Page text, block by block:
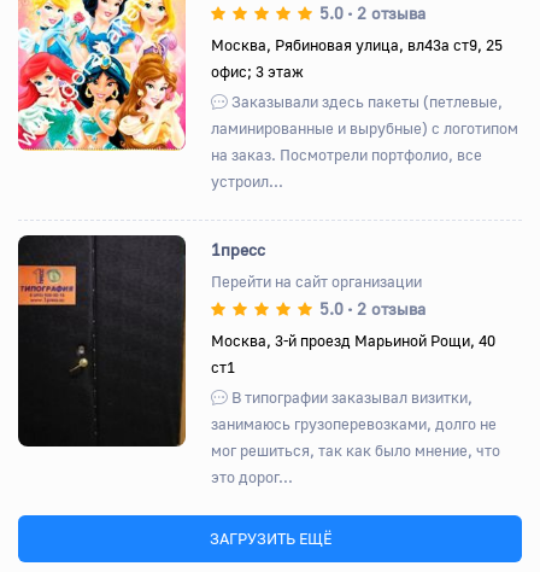
Назад Вперед
5.0 • 2 отзыва
Москва, Рябиновая улица, вл43а ст9, 25
офис; 3 этаж
Заказывали здесь пакеты (петлевые,
ламинированные и вырубные) с логотипом
на заказ. Посмотрели портфолио, все
устроил...
Вперед
1пресс
Перейти на сайт организации
5.0 • 2 отзыва
Москва, 3-й проезд Марьиной Рощи, 40
ст1
В типографии заказывал визитки,
занимаюсь грузоперевозками, долго не
мог решиться, так как было мнение, что
это дорог...
ЗАГРУЗИТЬ ЕЩЁ